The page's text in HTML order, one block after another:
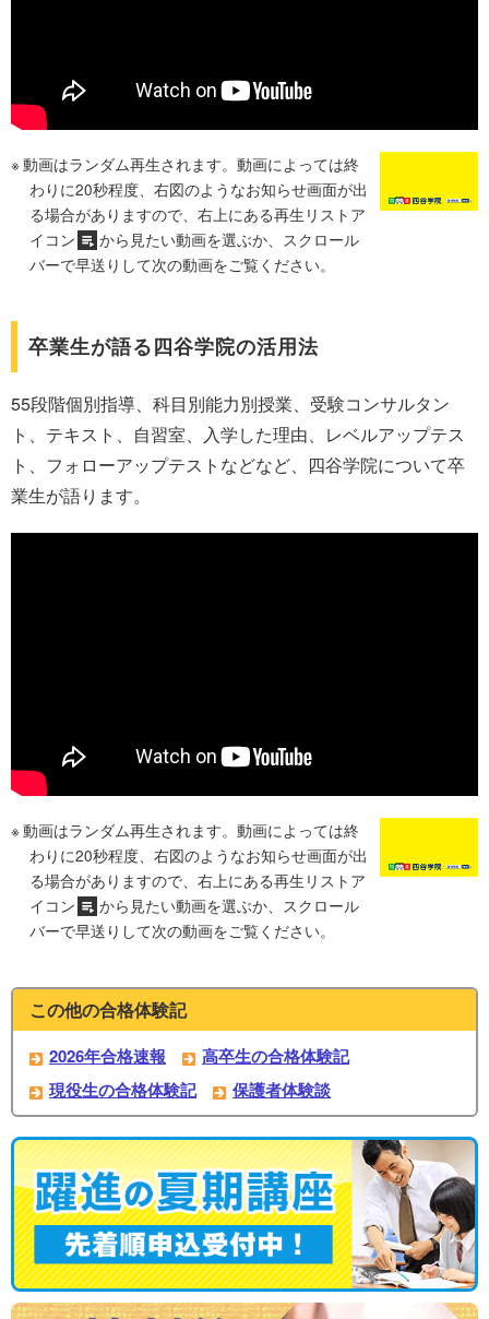
動画はランダム再生されます。動画によっては終
わりに20秒程度、右図のようなお知らせ画面が出
る場合がありますので、右上にある再生リストア
イコン
から見たい動画を選ぶか、スクロール
バーで早送りして次の動画をご覧ください。
卒業生が語る四谷学院の活用法
55段階個別指導、科目別能力別授業、受験コンサルタン
ト、テキスト、自習室、入学した理由、レベルアップテス
ト、フォローアップテストなどなど、四谷学院について卒
業生が語ります。
動画はランダム再生されます。動画によっては終
わりに20秒程度、右図のようなお知らせ画面が出
る場合がありますので、右上にある再生リストア
イコン
から見たい動画を選ぶか、スクロール
バーで早送りして次の動画をご覧ください。
この他の合格体験記
2026年合格速報
高卒生の合格体験記
現役生の合格体験記
保護者体験談